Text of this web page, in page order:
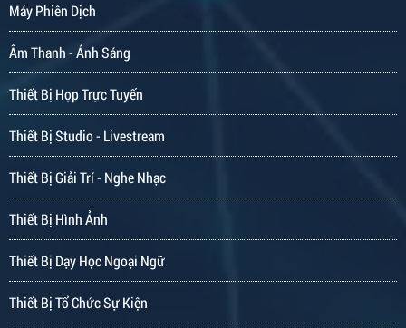
Máy Phiên Dịch
Âm Thanh - Ánh Sáng
Thiết Bị Họp Trực Tuyến
Thiết Bị Studio - Livestream
Thiết Bị Giải Trí - Nghe Nhạc
Thiết Bị Hình Ảnh
Thiết Bị Dạy Học Ngoại Ngữ
Thiết Bị Tổ Chức Sự Kiện